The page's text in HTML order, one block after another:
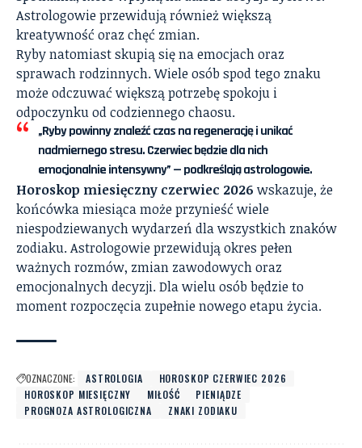
Astrologowie przewidują również większą
kreatywność oraz chęć zmian.
Ryby natomiast skupią się na emocjach oraz
sprawach rodzinnych. Wiele osób spod tego znaku
może odczuwać większą potrzebę spokoju i
odpoczynku od codziennego chaosu.
„Ryby powinny znaleźć czas na regenerację i unikać
nadmiernego stresu. Czerwiec będzie dla nich
emocjonalnie intensywny” — podkreślają astrologowie.
Horoskop miesięczny czerwiec 2026 wskazuje, że
końcówka miesiąca może przynieść wiele
niespodziewanych wydarzeń dla wszystkich znaków
zodiaku. Astrologowie przewidują okres pełen
ważnych rozmów, zmian zawodowych oraz
emocjonalnych decyzji. Dla wielu osób będzie to
moment rozpoczęcia zupełnie nowego etapu życia.
OZNACZONE: ASTROLOGIA
HOROSKOP CZERWIEC 2026
HOROSKOP MIESIĘCZNY
MIŁOŚĆ
PIENIĄDZE
PROGNOZA ASTROLOGICZNA
ZNAKI ZODIAKU